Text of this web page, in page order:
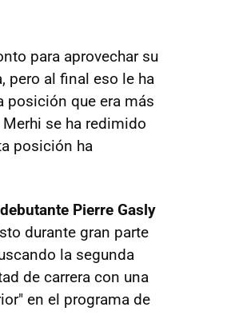
para aprovechar su
pero al final eso le ha
posición que era más
se ha redimido
posición ha
Pierre Gasly
durante gran parte
la segunda
de carrera con una
en el programa de